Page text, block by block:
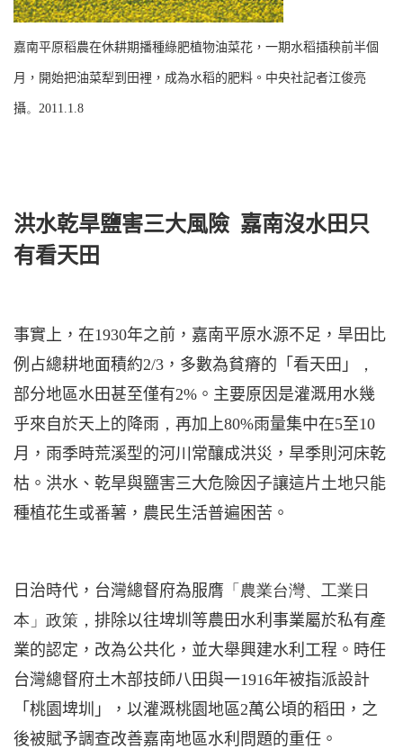
嘉南平原稻農在休耕期播種綠肥植物油菜花，一期水稻插秧前半個
月，開始把油菜犁到田裡，成為水稻的肥料。中央社記者江俊亮
攝。 2011.1.8
洪水乾旱鹽害三大風險 嘉南沒水田只
有看天田
事實上，在1930年之前，嘉南平原水源不足，旱田比
例占總耕地面積約2/3 ，多數為貧瘠的「看天田」
，
部分地區水田甚至僅有2% 。主要原因是灌溉用水幾
乎來自於天上的降雨 ， 再加上80%雨量集中在5至10
月，雨季時荒溪型的河川常釀成洪災，旱季則河床乾
枯。洪水、乾旱與鹽害三大危險因子讓這片土地只能
種植花生或番薯，農民生活普遍困苦。
日治時代，台灣總督府為服膺 「農業台灣、工業日
本」政策， 排除以往埤圳等農田水利事業屬於私有產
業的認定，改為公共化，並大舉興建水利工程。時任
台灣總督府土木部技師八田與一1916年被指派設計
「桃園埤圳」，以灌溉桃園地區2萬公頃的稻田，之
後被賦予調查改善嘉南地區水利問題的重任。